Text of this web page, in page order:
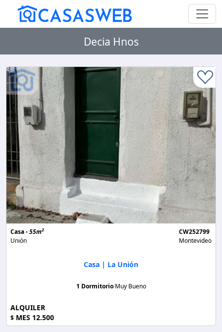
Decia Hnos
Casa -55m2
Unión
CW252799
Montevideo
Casa | La Unión
1 Dormitorio Muy Bueno
ALQUILER
$ MES 12.500